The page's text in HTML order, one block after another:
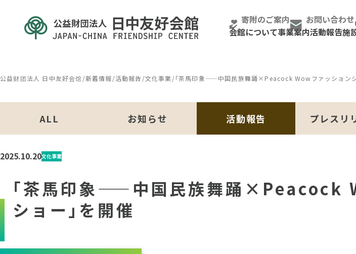
寄附のご案内 お問い合わせ
会館について事業案内活動報告施
公益财团法人 日中友好会馆/新着情報/活動報告/文化事業/｢茶馬印象——中国民族舞踊×Peacock Wowファッション
ALL お知らせ 活動報告 プレスリ
2025.10.20文化事業
｢茶馬印象——中国民族舞踊×Peacock
ショー｣を開催